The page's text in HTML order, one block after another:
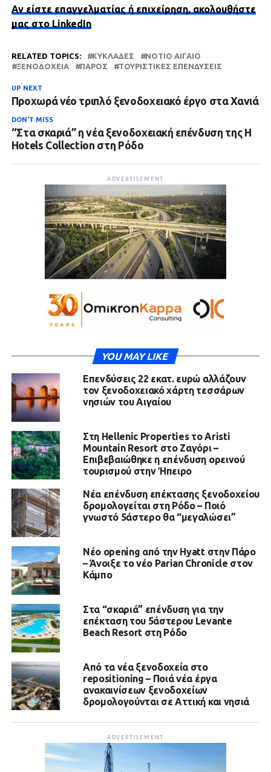
Αν είστε επαγγελματίας ή επιχείρηση, ακολουθήστε
μας στο LinkedIn
RELATED TOPICS: ΚΥΚΛΆΔΕΣ
ΝΌΤΙΟ ΑΙΓΑΊΟ
ΞΕΝΟΔΟΧΕΊΑ
ΠΆΡΟΣ ΤΟΥΡΙΣΤΙΚΈΣ ΕΠΕΝΔΎΣΕΙΣ
UP NEXT
Προχωρά νέο τριπλό ξενοδοχειακό έργο στα Χανιά
DON'T MISS
“Στα σκαριά” η νέα ξενοδοχειακή επένδυση της H
Hotels Collection στη Ρόδο
ADVERTISEMENT
YOU MAY LIKE
Επενδύσεις 22 εκατ. ευρώ αλλάζουν
τον ξενοδοχειακό χάρτη τεσσάρων
νησιών του Αιγαίου
Στη Hellenic Properties το Aristi
Mountain Resort στο Ζαγόρι –
Επιβεβαιώθηκε η επένδυση ορεινού
τουρισμού στην Ήπειρο
Νέα επένδυση επέκτασης ξενοδοχείου
δρομολογείται στη Ρόδο – Ποιό
γνωστό 5άστερο θα “μεγαλώσει”
Νέο opening από την Hyatt στην Πάρο
– Άνοιξε το νέο Parian Chronicle στον
Κάμπο
Στα “σκαριά” επένδυση για την
επέκταση του 5άστερου Levante
Beach Resort στη Ρόδο
Από τα νέα ξενοδοχεία στο
repositioning – Ποιά νέα έργα
ανακαινίσεων ξενοδοχείων
δρομολογούνται σε Αττική και νησιά
ADVERTISEMENT